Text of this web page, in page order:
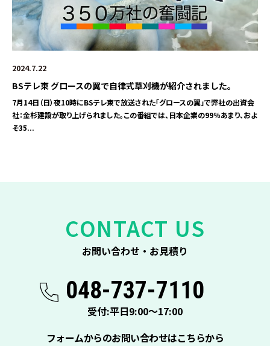
2024.7.22
BSテレ東 グロースの翼で自律式草刈機が紹介されました。
7月14日（日）夜10時にBSテレ東で放送された「グロースの翼」で弊社の出資会
社：金杉建設が取り上げられました。この番組では、日本企業の99％あまり、およ
そ35...
CONTACT US
お問い合わせ・お見積り
048-737-7110
受付:平日9:00〜17:00
フォームからのお問い合わせはこちらから